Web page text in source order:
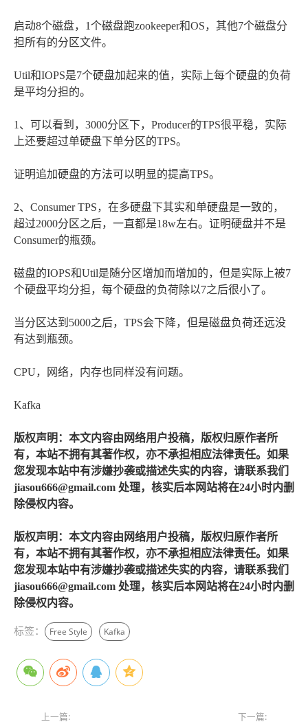
启动8个磁盘，1个磁盘跑zookeeper和OS，其他7个磁盘分
担所有的分区文件。
Util和IOPS是7个硬盘加起来的值，实际上每个硬盘的负荷
是平均分担的。
1、可以看到，3000分区下，Producer的TPS很平稳，实际
上还要超过单硬盘下单分区的TPS。
证明追加硬盘的方法可以明显的提高TPS。
2、Consumer TPS，在多硬盘下其实和单硬盘是一致的，
超过2000分区之后，一直都是18w左右。证明硬盘并不是
Consumer的瓶颈。
磁盘的IOPS和Util是随分区增加而增加的，但是实际上被7
个硬盘平均分担，每个硬盘的负荷除以7之后很小了。
当分区达到5000之后，TPS会下降，但是磁盘负荷还远没
有达到瓶颈。
CPU，网络，内存也同样没有问题。
Kafka
版权声明：本文内容由网络用户投稿，版权归原作者所
有，本站不拥有其著作权，亦不承担相应法律责任。如果
您发现本站中有涉嫌抄袭或描述失实的内容，请联系我们
jiasou666@gmail.com 处理，核实后本网站将在24小时内删
除侵权内容。
版权声明：本文内容由网络用户投稿，版权归原作者所
有，本站不拥有其著作权，亦不承担相应法律责任。如果
您发现本站中有涉嫌抄袭或描述失实的内容，请联系我们
jiasou666@gmail.com 处理，核实后本网站将在24小时内删
除侵权内容。
标签： Free Style Kafka
上一篇: 下一篇: